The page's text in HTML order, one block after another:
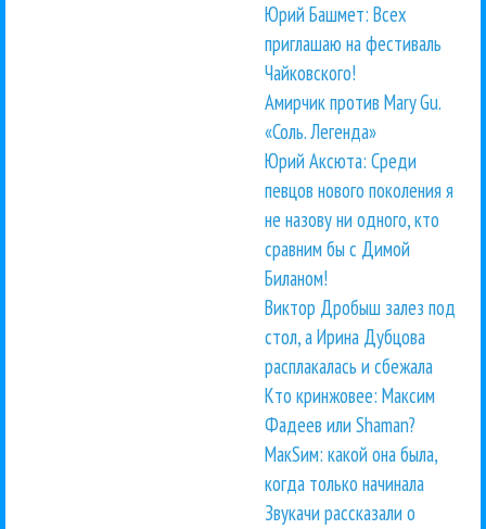
Юрий Башмет: Всех
приглашаю на фестиваль
Чайковского!
Амирчик против Mary Gu.
«Соль. Легенда»
Юрий Аксюта: Среди
певцов нового поколения я
не назову ни одного, кто
сравним бы с Димой
Биланом!
Виктор Дробыш залез под
стол, а Ирина Дубцова
расплакалась и сбежала
Кто кринжовее: Максим
Фадеев или Shaman?
МакSим: какой она была,
когда только начинала
Звукачи рассказали о